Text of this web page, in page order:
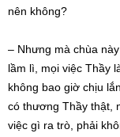
nên không?
– Nhưng mà chùa
lầm lì, mọi việc Thầy
không bao giờ chịu
có thương Thầy thật,
việc gì ra trò, phải